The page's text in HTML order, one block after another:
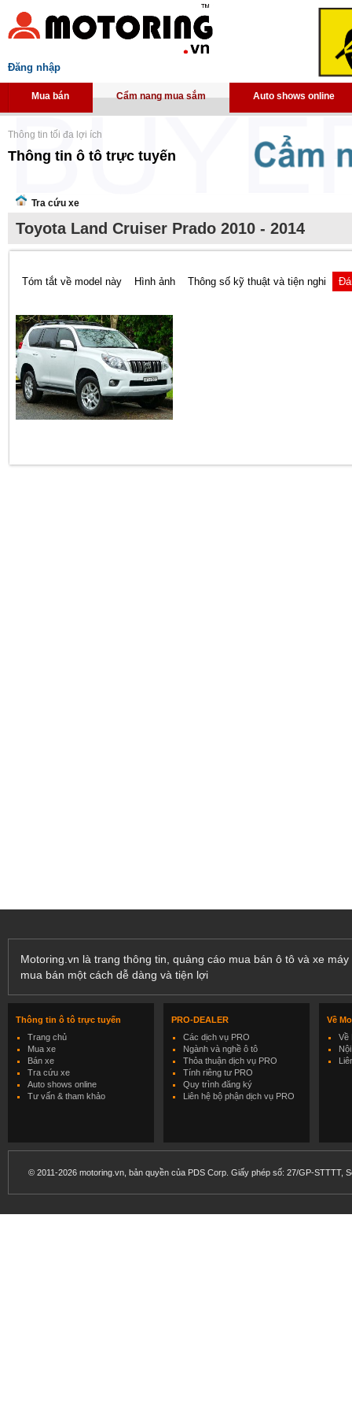
Đăng nhập
Mua bán Cẩm nang mua sắm Auto shows online
Thông tin tối đa lợi ích
Thông tin ô tô trực tuyến
Tra cứu xe
Toyota Land Cruiser Prado 2010 - 2014
Tóm tắt về model này Hình ảnh Thông số kỹ thuật và tiện nghi
Motoring.vn là trang thông tin, quảng cáo mua bán ô tô và xe
mua bán một cách dễ dàng và tiện lợi
Thông tin ô tô trực tuyến
Trang chủ
Mua xe
Bán xe
Tra cứu xe
Auto shows online
Tư vấn & tham khảo
PRO-DEALER
Các dịch vụ PRO
Ngành và nghề ô tô
Thỏa thuận dịch vụ PRO
Tính riêng tư PRO
Quy trình đăng ký
Liên hệ bộ phận dịch vụ PRO
Về
Về
© 2011-2026 motoring.vn, bản quyền của PDS Corp. Giấy phép số: 27/GP-STTTT,